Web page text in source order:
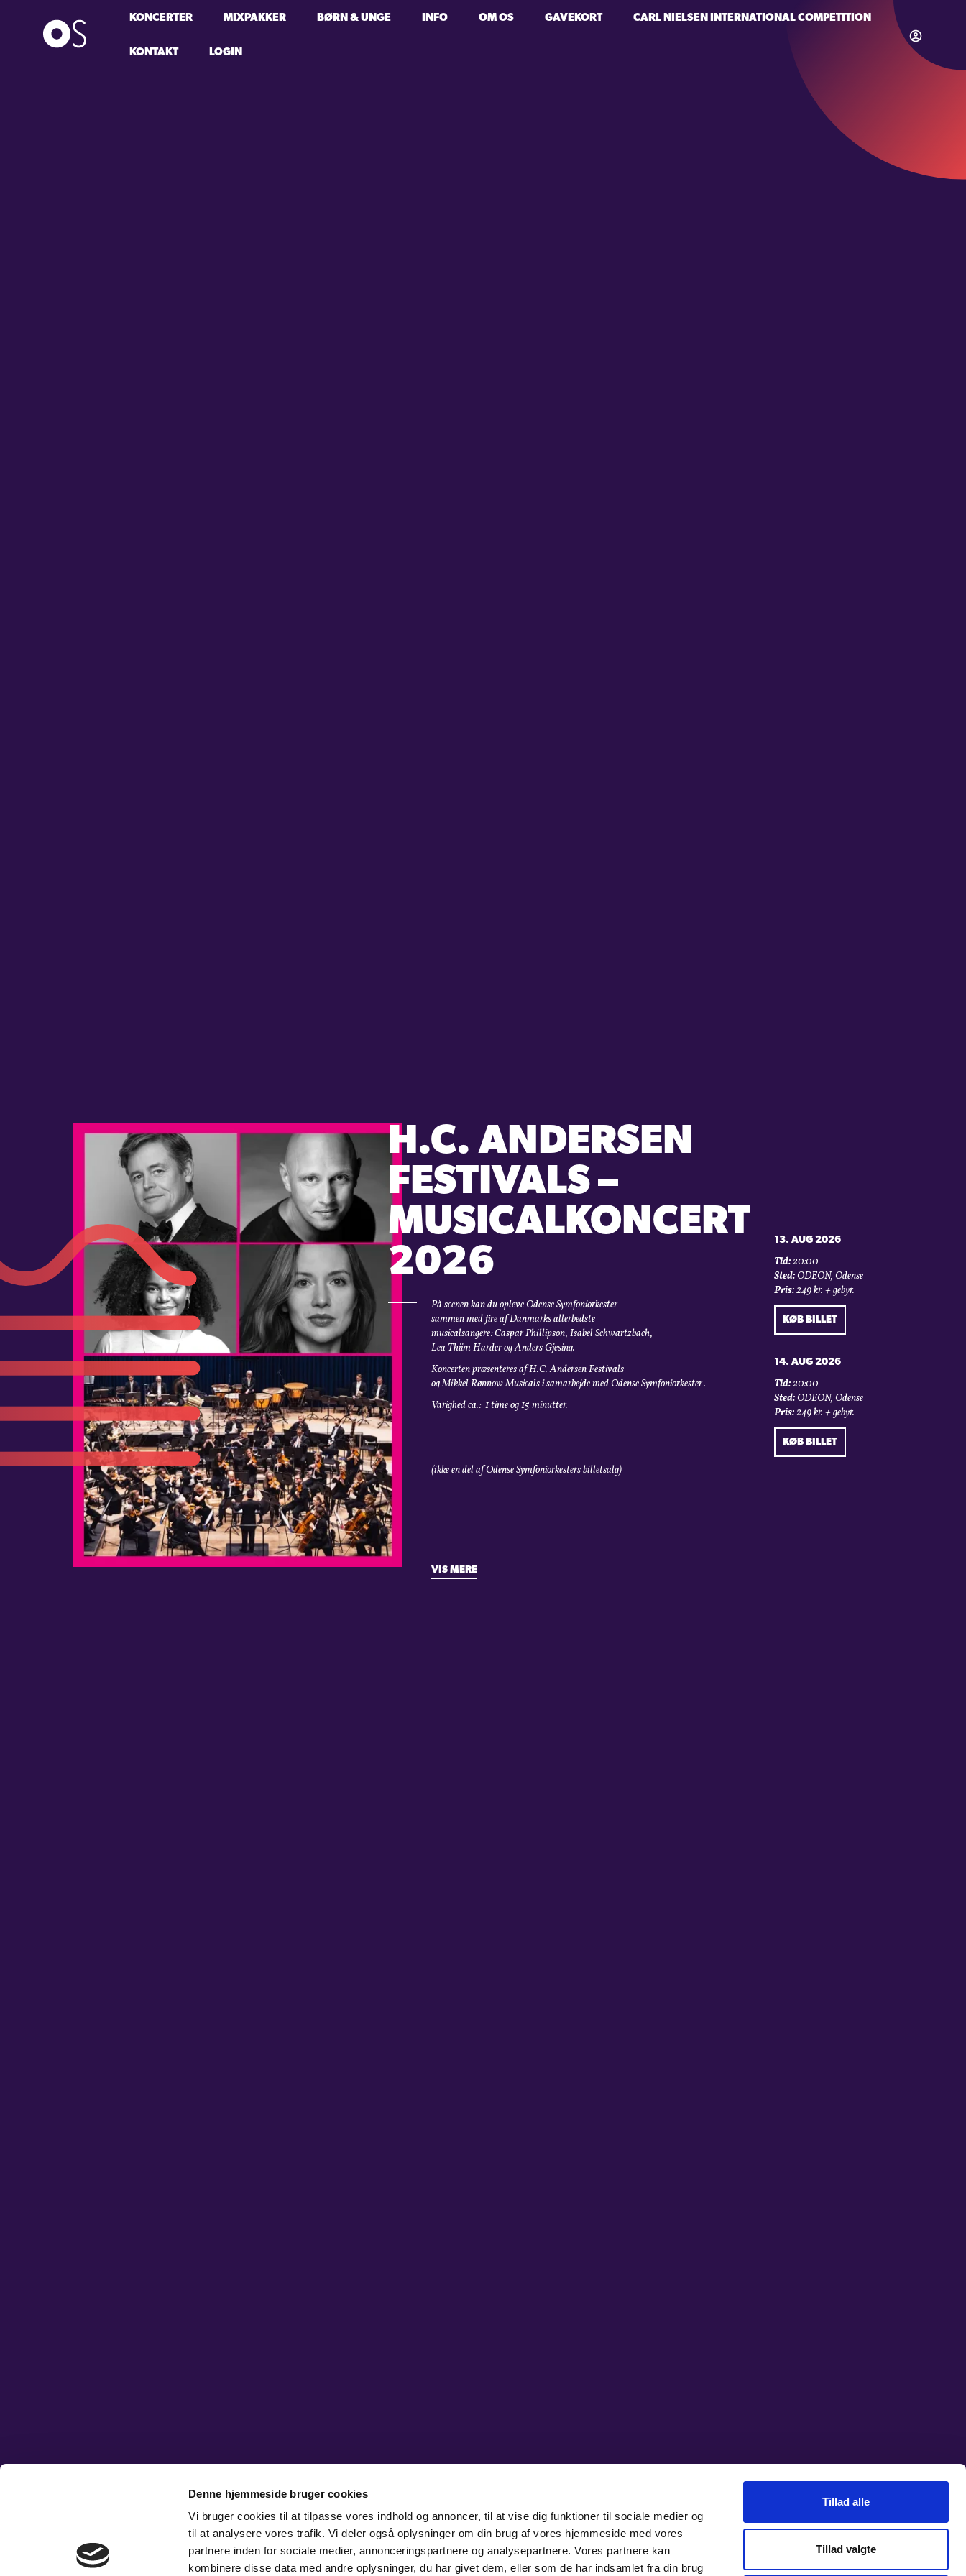
Denne hjemmeside bruger cookies
Vi bruger cookies til at tilpasse vores indhold og annoncer, til at vise dig funktioner til sociale medier og
til at analysere vores trafik. Vi deler også oplysninger om din brug af vores hjemmeside med vores
partnere inden for sociale medier, annonceringspartnere og analysepartnere. Vores partnere kan
kombinere disse data med andre oplysninger, du har givet dem, eller som de har indsamlet fra din brug
Tillad alle
Tillad valgte
KONCERTER MIXPAKKER BØRN & UNGE INFO OM OS GAVEKORT CARL NIELSEN INTERNATIONAL COMPETITION
KONTAKT LOGIN
H.C. ANDERSEN
FESTIVALS –
MUSICALKONCERT
2026
På scenen kan du opleve OdenseSymfoniorkester
sammen med fire afDanmarks allerbedste
musicalsangere: Caspar Phillipson, Isabel Schwartzbach,
Lea Thiim Harder og Anders Gjesing.
Koncerten præsenteres af H.C. Andersen Festivals
og Mikkel Rønnow Musicals i samarbejde med Odense Symfoniorkester .
Varighed ca.: 1 time og 15 minutter.
(ikke en del af Odense Symfoniorkesters billetsalg)
VIS MERE
13. AUG 2026
Tid:20:00
Sted:ODEON, Odense
Pris:249 kr. + gebyr.
KØB BILLET
14. AUG 2026
Tid:20:00
Sted:ODEON, Odense
Pris:249 kr. + gebyr.
KØB BILLET